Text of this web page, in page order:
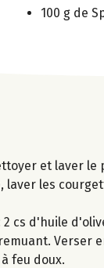
100 g de
et laver
les
cs d'huile
Verser
feu doux.